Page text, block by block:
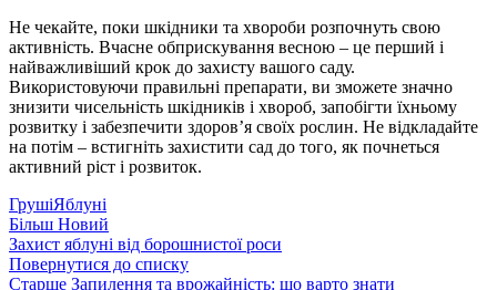
Не чекайте, поки шкідники та хвороби розпочнуть свою
активність. Вчасне обприскування весною – це перший і
найважливіший крок до захисту вашого саду.
Використовуючи правильні препарати, ви зможете значно
знизити чисельність шкідників і хвороб, запобігти їхньому
розвитку і забезпечити здоров’я своїх рослин. Не відкладайте
на потім – встигніть захистити сад до того, як почнеться
активний ріст і розвиток.
ГрушіЯблуні
Більш Новий
Захист яблуні від борошнистої роси
Повернутися до списку
Старше Запилення та врожайність: що варто знати